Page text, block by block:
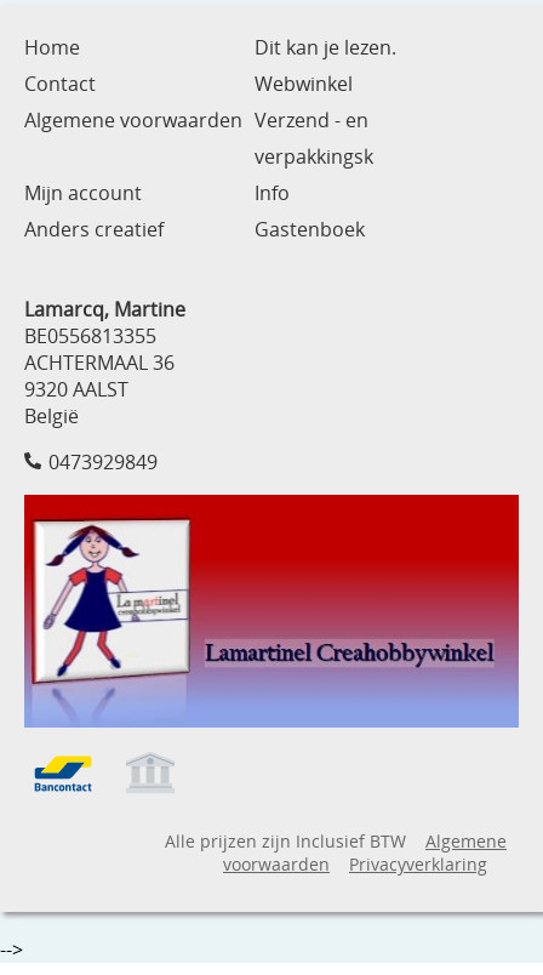
Home
Dit kan je lezen.
Contact
Webwinkel
Algemene voorwaarden Verzend - en
verpakkingsk
Mijn account
Info
Anders creatief
Gastenboek
Lamarcq, Martine
BE0556813355
ACHTERMAAL 36
9320 AALST
België
0473929849
Alle prijzen zijn Inclusief BTW
Algemene
voorwaarden
Privacyverklaring
-->